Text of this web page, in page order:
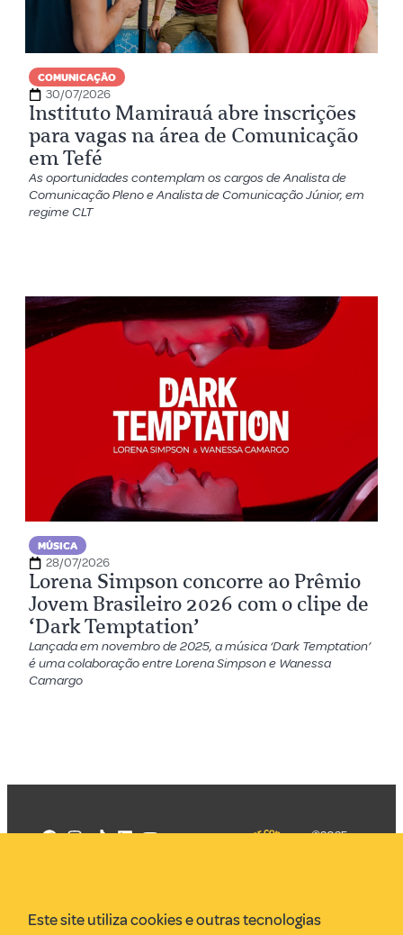
COMUNICAÇÃO
30/07/2026
Instituto Mamirauá abre inscrições
para vagas na área de Comunicação
em Tefé
As oportunidades contemplam os cargos de Analista de
Comunicação Pleno e Analista de Comunicação Júnior, em
regime CLT
MÚSICA
28/07/2026
Lorena Simpson concorre ao Prêmio
Jovem Brasileiro 2026 com o clipe de
‘Dark Temptation’
Lançada em novembro de 2025, a música ‘Dark Temptation’
é uma colaboração entre Lorena Simpson e Wanessa
Camargo
VR Assessoria
©2025
Este site utiliza cookies e outras tecnologias